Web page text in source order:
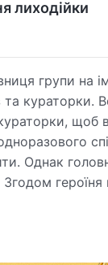
лиходійки
групи на
кураторки.
щоб
Однак